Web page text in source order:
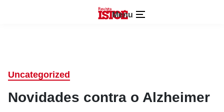
Menu
Uncategorized
Novidades contra o Alzheimer